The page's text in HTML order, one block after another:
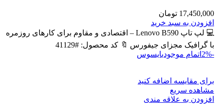
17,450,000 تومان
افزودن به سبد خرید
💻 لپ تاپ Lenovo B590 – اقتصادی و مقاوم برای کارهای روزمره
با گرافیک مجزای جیفورس 🔖 کد محصول: #41129
-2%
اتمام موجودیایسوس
برای مقایسه اضافه کنید
مشاهده سریع
افزودن به علاقه مندی